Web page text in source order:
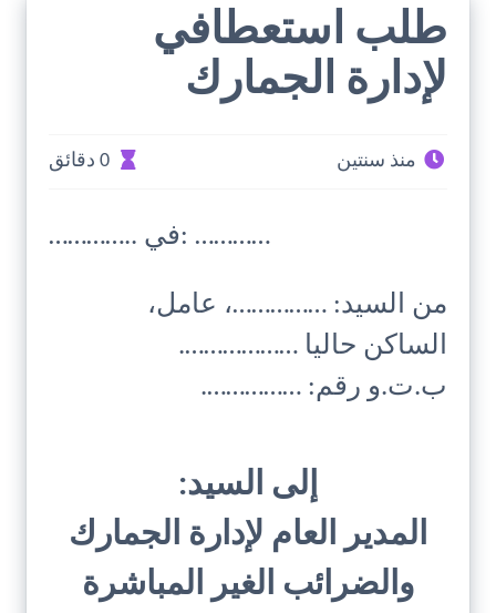
طلب استعطافي
لإدارة الجمارك
منذ سنتين 0 دقائق
………….. في: …………
من السيد: ……………، عامل،
الساكن حاليا ……………….
ب.ت.و رقم: …………….
إلى السيد:
المدير العام لإدارة الجمارك
والضرائب الغير المباشرة